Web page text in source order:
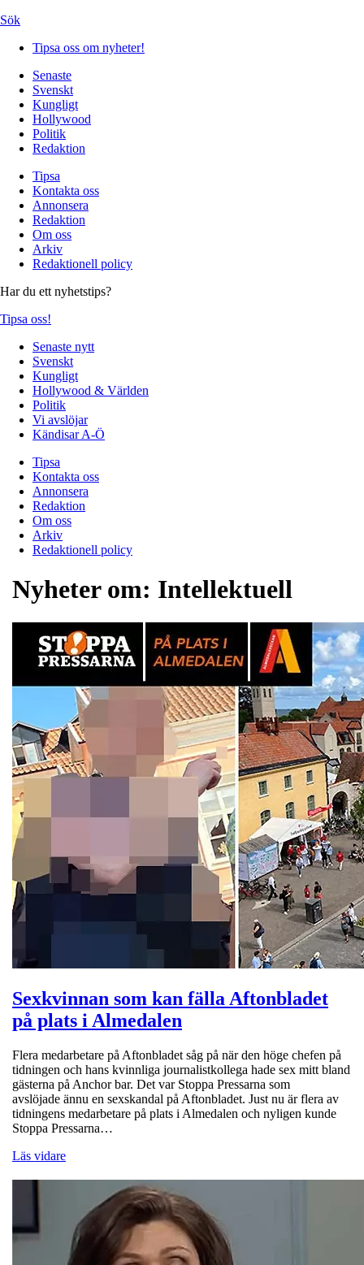
Sök
Tipsa oss om nyheter!
Senaste
Svenskt
Kungligt
Hollywood
Politik
Redaktion
Tipsa
Kontakta oss
Annonsera
Redaktion
Om oss
Arkiv
Redaktionell policy
Har du ett nyhetstips?
Tipsa oss!
Senaste nytt
Svenskt
Kungligt
Hollywood & Världen
Politik
Vi avslöjar
Kändisar A-Ö
Tipsa
Kontakta oss
Annonsera
Redaktion
Om oss
Arkiv
Redaktionell policy
Nyheter om: Intellektuell
Sexkvinnan som kan fälla Aftonbladet
på plats i Almedalen
Flera medarbetare på Aftonbladet såg på när den höge chefen på
tidningen och hans kvinnliga journalistkollega hade sex mitt bland
gästerna på Anchor bar. Det var Stoppa Pressarna som
avslöjade ännu en sexskandal på Aftonbladet. Just nu är flera av
tidningens medarbetare på plats i Almedalen och nyligen kunde
Stoppa Pressarna…
Läs vidare